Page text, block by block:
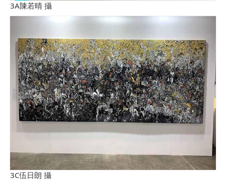
3A陳若晴 攝
3C伍日朗 攝